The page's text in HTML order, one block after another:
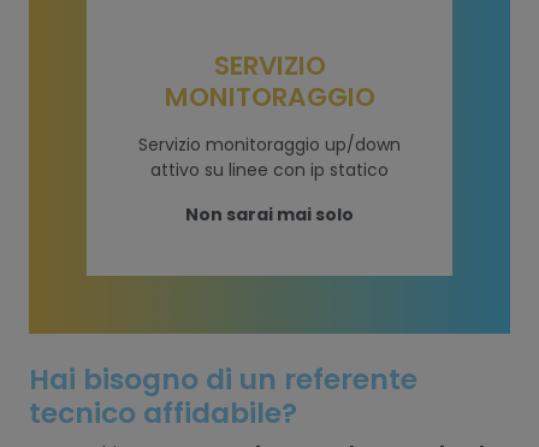
SERVIZIO
MONITORAGGIO
Servizio monitoraggio up/down
attivo su linee con ip statico
Non sarai mai solo
Hai bisogno di un referente
tecnico affidabile?